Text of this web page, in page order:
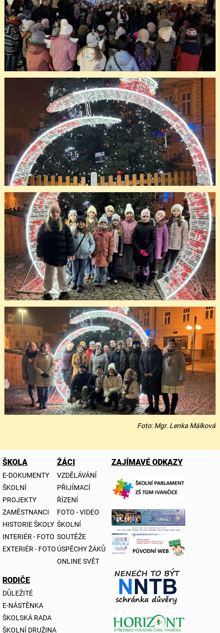
Foto: Mgr. Lenka Málková
ŠKOLA
E-DOKUMENTY
ŠKOLNÍ
PROJEKTY
ZAMĚSTNANCI
HISTORIE ŠKOLY
INTERIÉR - FOTO
EXTERIÉR - FOTO
ŽÁCI
VZDĚLÁVÁNÍ
PŘIJÍMACÍ
ŘÍZENÍ
FOTO - VIDEO
ŠKOLNÍ
SOUTĚŽE
ÚSPĚCHY ŽÁKŮ
ONLINE SVĚT
RODIČE
DŮLEŽITÉ
E-NÁSTĚNKA
ŠKOLSKÁ RADA
ŠKOLNÍ DRUŽINA
ZAJÍMAVÉ ODKAZY